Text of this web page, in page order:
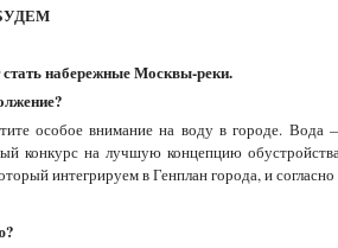
набережные Москвы-реки.
особое внимание на воду в городе. Вода
конкурс на лучшую концепцию
интегрируем в Генплан города, и